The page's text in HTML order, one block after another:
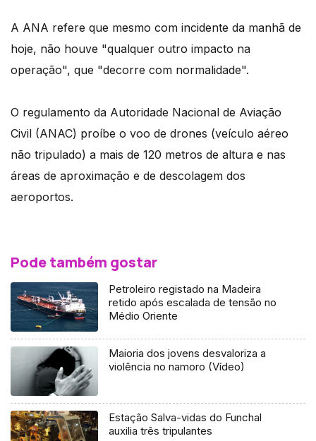
A ANA refere que mesmo com incidente da manhã de
hoje, não houve "qualquer outro impacto na
operação", que "decorre com normalidade".
O regulamento da Autoridade Nacional de Aviação
Civil (ANAC) proíbe o voo de drones (veículo aéreo
não tripulado) a mais de 120 metros de altura e nas
áreas de aproximação e de descolagem dos
aeroportos.
Pode também gostar
Petroleiro registado na Madeira
retido após escalada de tensão no
Médio Oriente
Maioria dos jovens desvaloriza a
violência no namoro (Vídeo)
Estação Salva-vidas do Funchal
auxilia três tripulantes